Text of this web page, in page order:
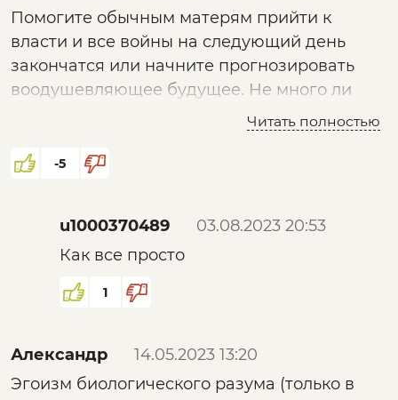
Помогите обычным матерям прийти к
власти и все войны на следующий день
закончатся или начните прогнозировать
воодушевляющее будущее. Не много ли
внимания уделяется столь низкому
захотел!?
Читать полностью
-5
u1000370489
03.08.2023 20:53
Как все просто
1
Александр
14.05.2023 13:20
Эгоизм биологического разума (только в